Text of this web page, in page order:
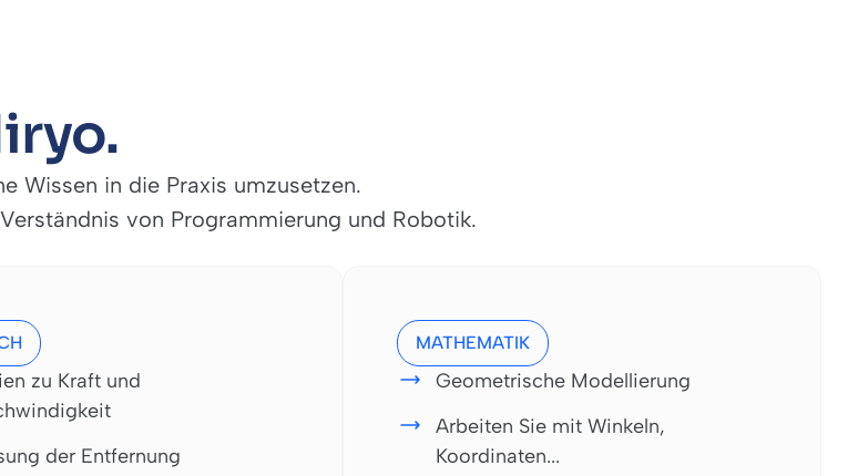
Wissen in die Praxis umzusetzen.
von Programmierung und Robotik.
zu Kraft und
der Entfernung
MATHEMATIK
Geometrische Modellierung
Arbeiten Sie mit Winkeln,
Koordinaten...